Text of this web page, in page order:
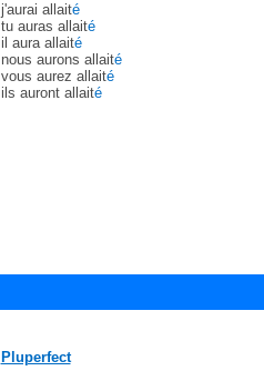
j'aurai allaité
tu auras allaité
il aura allaité
nous aurons allaité
vous aurez allaité
ils auront allaité
Pluperfect